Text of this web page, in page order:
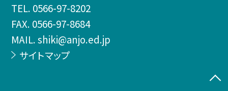
TEL. 0566-97-8202
FAX. 0566-97-8684
MAIL. shiki@anjo.ed.jp
サイトマップ